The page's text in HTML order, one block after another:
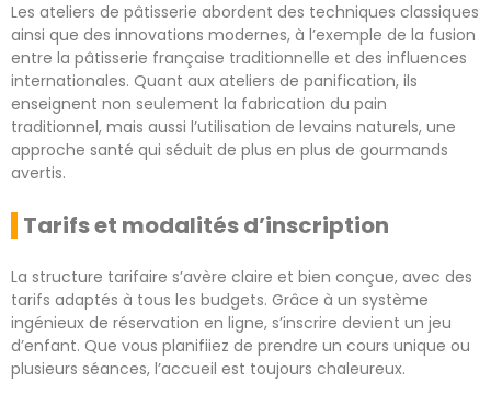
Les ateliers de pâtisserie abordent des techniques classiques
ainsi que des innovations modernes, à l’exemple de la fusion
entre la pâtisserie française traditionnelle et des influences
internationales. Quant aux ateliers de panification, ils
enseignent non seulement la fabrication du pain
traditionnel, mais aussi l’utilisation de levains naturels, une
approche santé qui séduit de plus en plus de gourmands
avertis.
Tarifs et modalités d’inscription
La structure tarifaire s’avère claire et bien conçue, avec des
tarifs adaptés à tous les budgets. Grâce à un système
ingénieux de réservation en ligne, s’inscrire devient un jeu
d’enfant. Que vous planifiiez de prendre un cours unique ou
plusieurs séances, l’accueil est toujours chaleureux.